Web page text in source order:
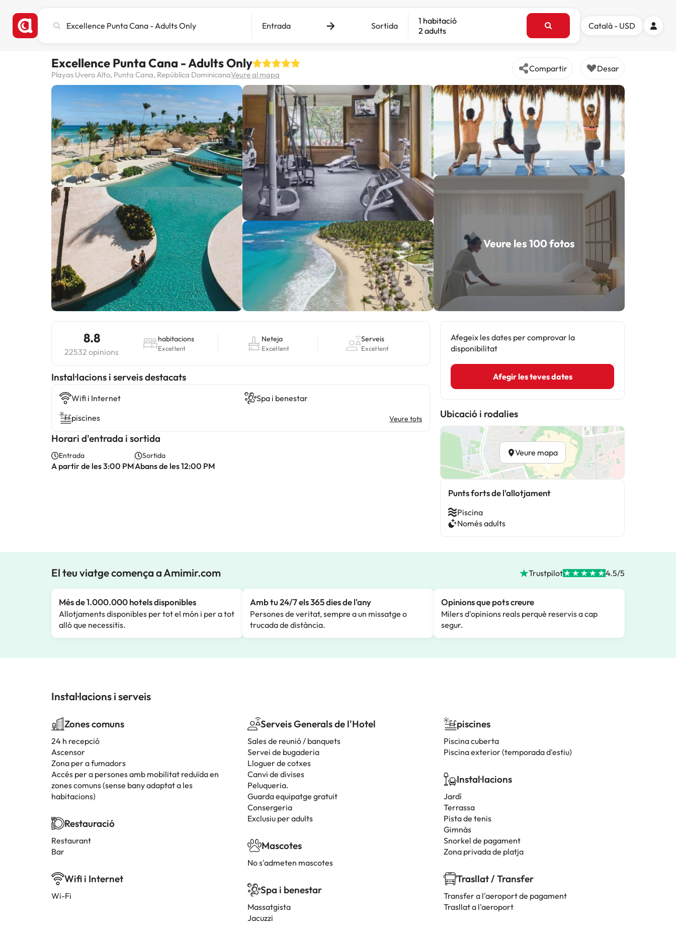
ciutat,
destinació
Entrada Sortida
1 habitació
2 adults
Català - USD
Excellence Punta Cana - Adults Only
Playas Uvero Alto, Punta Cana, República DominicanaVeure al mapa
Compartir Desar
Veure les 100 fotos
8.8
22532 opinions
habitacions
Excel·lent
Neteja
Excel·lent
Serveis
Excel·lent
Instal·lacions i serveis destacats
Wifi i Internet
Spa i benestar
piscines
Veure tots
Horari d'entrada i sortida
Entrada
A partir de les 3:00 PM
Sortida
Abans de les 12:00 PM
Afegeix les dates per comprovar la
disponibilitat
Afegir les teves dates
Ubicació i rodalies
Veure mapa
Punts forts de l'allotjament
Piscina
Només adults
El teu viatge comença a Amimir.com Trustpilot 4.5/5
Més de 1.000.000 hotels disponibles
Allotjaments disponibles per tot el món i per a tot
allò que necessitis.
Amb tu 24/7 els 365 dies de l'any
Persones de veritat, sempre a un missatge o
trucada de distància.
Opinions que pots creure
Milers d'opinions reals perquè reservis a cap
segur.
Instal·lacions i serveis
Zones comuns
24 h recepció
Ascensor
Zona per a fumadors
Accés per a persones amb mobilitat reduïda en
zones comuns (sense bany adaptat a les
habitacions)
Restauració
Restaurant
Bar
Wifi i Internet
Wi-Fi
Serveis Generals de l'Hotel
Sales de reunió / banquets
Servei de bugaderia
Lloguer de cotxes
Canvi de divises
Peluqueria.
Guarda equipatge gratuit
Consergeria
Exclusiu per adults
Mascotes
No s'admeten mascotes
Spa i benestar
Massatgista
Jacuzzi
piscines
Piscina cuberta
Piscina exterior (temporada d'estiu)
Instal·lacions
Jardí
Terrassa
Pista de tenis
Gimnàs
Snorkel de pagament
Zona privada de platja
Trasllat / Transfer
Transfer a l'aeroport de pagament
Trasllat a l'aeroport